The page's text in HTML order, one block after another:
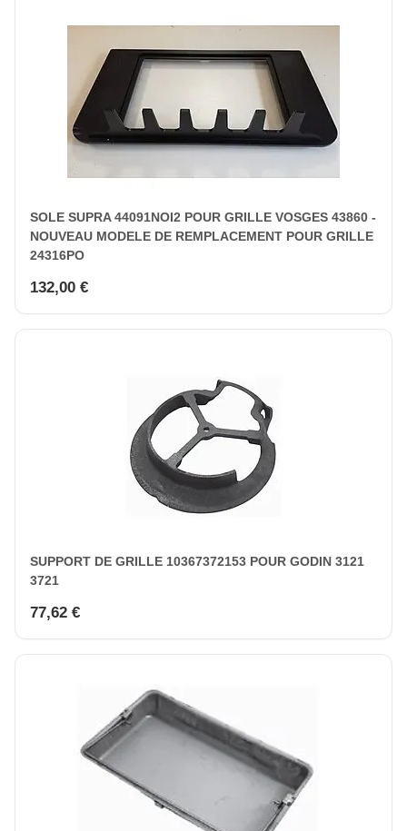
SOLE SUPRA 44091NOI2 POUR GRILLE VOSGES 43860 -
NOUVEAU MODELE DE REMPLACEMENT POUR GRILLE
24316PO
132,00 €
SUPPORT DE GRILLE 10367372153 POUR GODIN 3121
3721
77,62 €